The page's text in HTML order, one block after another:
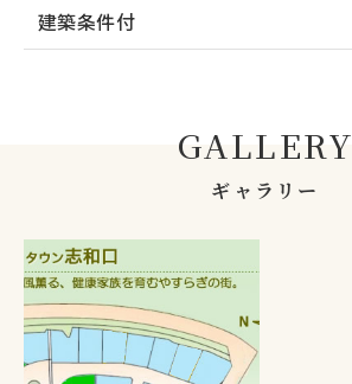
建築条件付
GALLERY
ギャラリー